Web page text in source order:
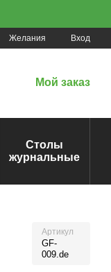
Желания Вход
Мой заказ
Столы
журнальные
Артикул
GF-
009.de